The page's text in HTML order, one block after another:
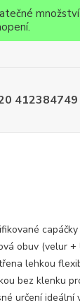
412384749
obuv (velur +
lehkou
bez klenku
určení ideální